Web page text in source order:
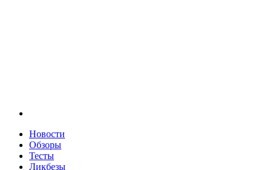
Новости
Обзоры
Тесты
Ликбезы